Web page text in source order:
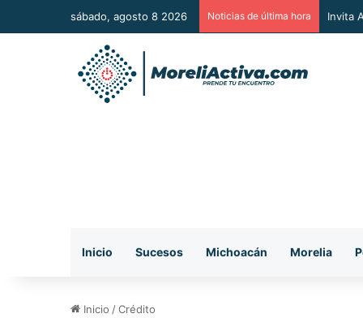
sábado, agosto 8 2026 Noticias de última hora
Inicio Sucesos Michoacán Morelia
Inicio /Crédito